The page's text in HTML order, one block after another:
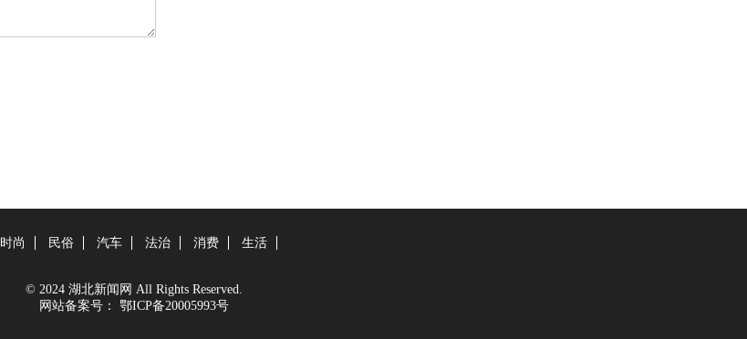
时尚 民俗 汽车 法治 消费 生活
© 2024 湖北新闻网 All Rights Reserved.
网站备案号：
鄂ICP备20005993号